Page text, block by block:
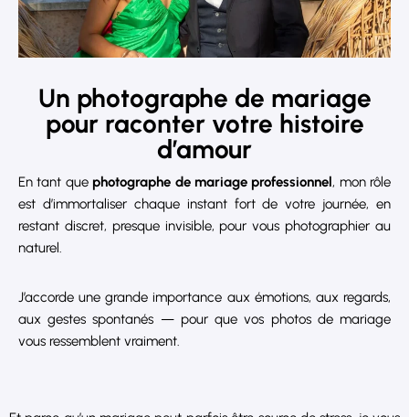
Un photographe de mariage
pour raconter votre histoire
d’amour
En tant quephotographe de mariage professionnel, mon rôle
est d’immortaliser chaque instant fort de votre journée, en
restant discret, presque invisible, pour vous photographier au
naturel.
J’accorde une grande importance aux émotions, aux regards,
aux gestes spontanés — pour que vos photos de mariage
vous ressemblent vraiment.